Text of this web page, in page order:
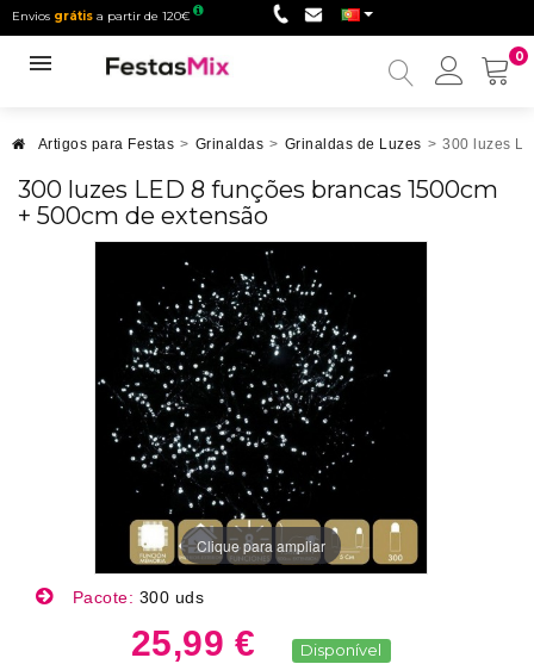
Envios grátis a partir de 120€
0
Minha
Artigos para Festas > Grinaldas > Grinaldas de Luzes > 300 luzes
300 luzes LED 8 funções brancas 1500cm
+ 500cm de extensão
Clique para ampliar
Pacote: 300 uds
25,99 € Disponível